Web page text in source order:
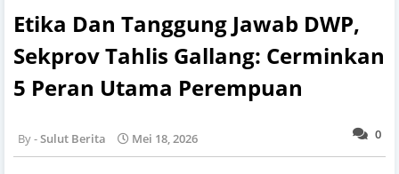
Etika Dan Tanggung Jawab DWP,
Sekprov Tahlis Gallang: Cerminkan
5 Peran Utama Perempuan
0
Sulut Berita Mei 18, 2026